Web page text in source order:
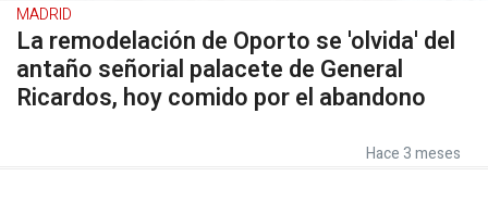
MADRID
La remodelación de Oporto se 'olvida' del
antaño señorial palacete de General
Ricardos, hoy comido por el abandono
Hace 3 meses